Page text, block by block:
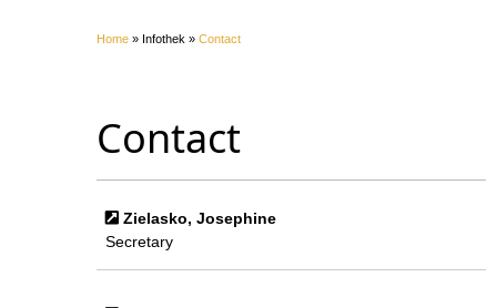
Home » Infothek » Contact
Contact
Zielasko, Josephine
Secretary